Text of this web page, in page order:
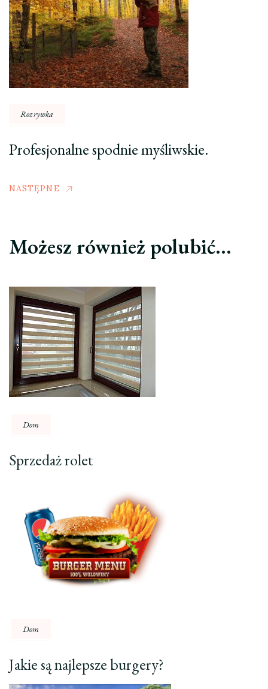
Rozrywka
Profesjonalne spodnie myśliwskie.
NASTĘPNE
Możesz również polubić…
Dom
Sprzedaż rolet
Dom
Jakie są najlepsze burgery?